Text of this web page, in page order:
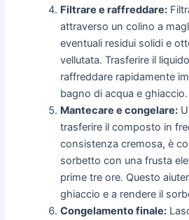
Filtrare e raffreddare:
attraverso un colino a
eventuali residui solidi e
vellutata. Trasferire il
raffreddare rapidamente
bagno di acqua e ghiaccio.
Mantecare e congelare:
trasferire il composto in
consistenza cremosa, è
sorbetto con una frusta
prime tre ore. Questo
ghiaccio e a rendere il
Congelamento finale: